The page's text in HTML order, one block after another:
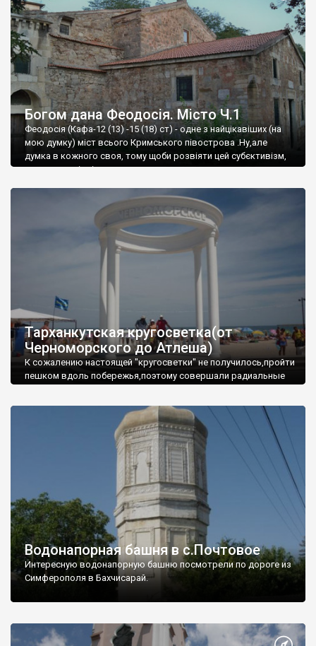
Богом дана Феодосія. Місто Ч.1
Феодосія (Кафа-12 (13) -15 (18) ст) - одне з найцікавіших (на
мою думку) міст всього Кримського півострова .Ну,але
думка в кожного своя, тому щоби розвіяти цей субєктивізм,
запрошую відвідати це
Тарханкутская кругосветка(от
Черноморского до Атлеша)
К сожалению настоящей "кругосветки" не получилось,пройти
пешком вдоль побережья,поэтому совершали радиальные
Водонапорная башня в с.Почтовое
Интересную водонапорную башню посмотрели по дороге из
Симферополя в Бахчисарай.